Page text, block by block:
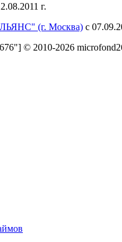
г.
(г. Москва) с
© 2010-2026